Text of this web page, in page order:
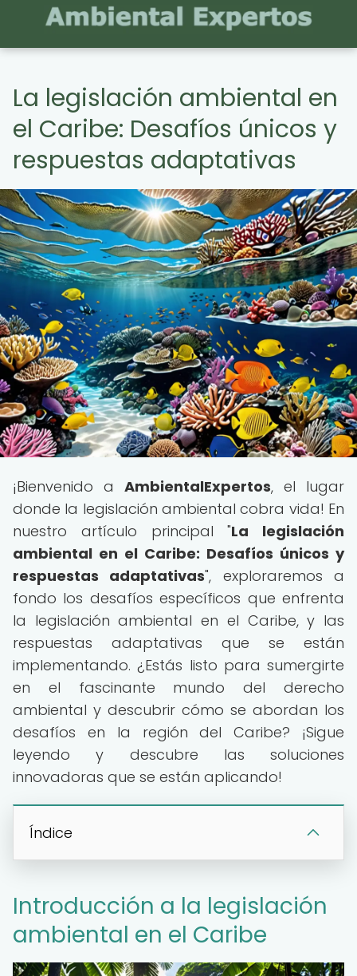
La legislación ambiental en
el Caribe: Desafíos únicos y
respuestas adaptativas
¡Bienvenido a AmbientalExpertos, el lugar
donde la legislación ambiental cobra vida! En
nuestro artículo principal "La legislación
ambiental en el Caribe: Desafíos únicos y
respuestas adaptativas", exploraremos a
fondo los desafíos específicos que enfrenta
la legislación ambiental en el Caribe, y las
respuestas adaptativas que se están
implementando. ¿Estás listo para sumergirte
en el fascinante mundo del derecho
ambiental y descubrir cómo se abordan los
desafíos en la región del Caribe? ¡Sigue
leyendo y descubre las soluciones
innovadoras que se están aplicando!
Índice
Introducción a la legislación
ambiental en el Caribe